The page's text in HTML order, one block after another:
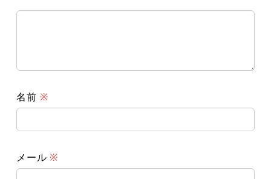
名前 ※
メール ※